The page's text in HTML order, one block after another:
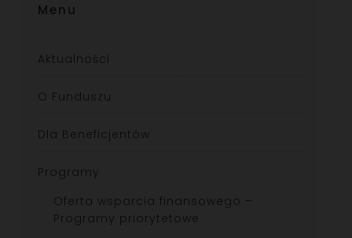
Menu
Aktualności
O Funduszu
Dla Beneficjentów
Programy
Oferta wsparcia finansowego –
Programy priorytetowe